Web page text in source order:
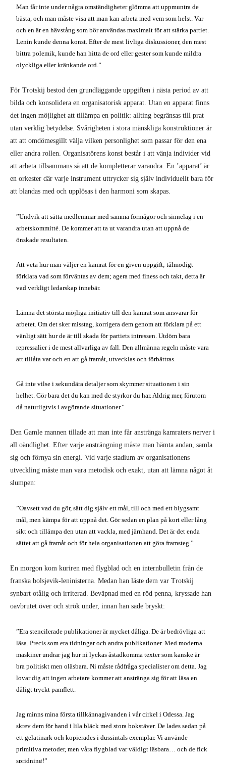
Man får inte under några omständigheter glömma att uppmuntra de
bästa, och man måste visa att man kan arbeta med vem som helst. Var
och en är en hävstång som bör användas maximalt för att stärka partiet.
Lenin kunde denna konst. Efter de mest livliga diskussioner, den mest
bittra polemik, kunde han hitta de ord eller gester som kunde mildra
olyckliga eller kränkande ord.”
För Trotskij bestod den grundläggande uppgiften i nästa period av att
bilda och konsolidera en organisatorisk apparat. Utan en apparat finns
det ingen möjlighet att tillämpa en politik: allting begränsas till prat
utan verklig betydelse. Svårigheten i stora mänskliga konstruktioner är
att att omdömesgillt välja vilken personlighet som passar för den ena
eller andra rollen. Organisatörens konst består i att vänja individer vid
att arbeta tillsammans så att de kompletterar varandra. En ’apparat’ är
en orkester där varje instrument uttrycker sig själv individuellt bara för
att blandas med och upplösas i den harmoni som skapas.
”Undvik att sätta medlemmar med samma förmågor och sinnelag i en
arbetskommitté. De kommer att ta ut varandra utan att uppnå de
önskade resultaten.
Att veta hur man väljer en kamrat för en given uppgift; tålmodigt
förklara vad som förväntas av dem; agera med finess och takt, detta är
vad verkligt ledarskap innebär.
Lämna det största möjliga initiativ till den kamrat som ansvarar för
arbetet. Om det sker misstag, korrigera dem genom att förklara på ett
vänligt sätt hur de är till skada för partiets intressen. Utdöm bara
repressalier i de mest allvarliga av fall. Den allmänna regeln måste vara
att tillåta var och en att gå framåt, utvecklas och förbättras.
Gå inte vilse i sekundära detaljer som skymmer situationen i sin
helhet. Gör bara det du kan med de styrkor du har. Aldrig mer, förutom
då naturligtvis i avgörande situationer.”
Den Gamle mannen tillade att man inte får anstränga kamraters nerver i
all oändlighet. Efter varje ansträngning måste man hämta andan, samla
sig och förnya sin energi. Vid varje stadium av organisationens
utveckling måste man vara metodisk och exakt, utan att lämna något åt
slumpen:
”Oavsett vad du gör, sätt dig själv ett mål, till och med ett blygsamt
mål, men kämpa för att uppnå det. Gör sedan en plan på kort eller lång
sikt och tillämpa den utan att vackla, med järnhand. Det är det enda
sättet att gå framåt och för hela organisationen att göra framsteg.”
En morgon kom kuriren med flygblad och en internbulletin från de
franska bolsjevik-leninisterna. Medan han läste dem var Trotskij
synbart otålig och irriterad. Beväpnad med en röd penna, kryssade han
oavbrutet över och strök under, innan han sade bryskt:
”Era stencilerade publikationer är mycket dåliga. De är bedrövliga att
läsa. Precis som era tidningar och andra publikationer. Med moderna
maskiner undrar jag hur ni lyckas åstadkomma texter som kanske är
bra politiskt men oläsbara. Ni måste rådfråga specialister om detta. Jag
lovar dig att ingen arbetare kommer att anstränga sig för att läsa en
dåligt tryckt pamflett.
Jag minns mina första tillkännagivanden i vår cirkel i Odessa. Jag
skrev dem för hand i lila bläck med stora bokstäver. De lades sedan på
ett gelatinark och kopierades i dussintals exemplar. Vi använde
primitiva metoder, men våra flygblad var väldigt läsbara… och de fick
spridning!”